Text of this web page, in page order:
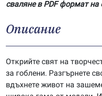
сваляне в PDF формат на
Описание
Открийте свят на
за гоблени. Разгърнете
вдъхнете живот на